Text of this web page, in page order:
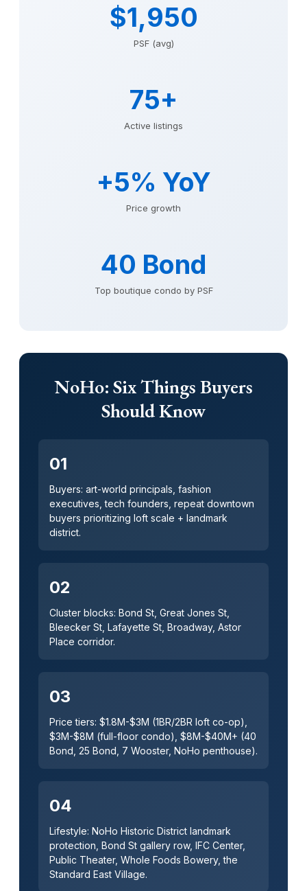
$1,950
PSF (avg)
75+
Active listings
+5% YoY
Price growth
40 Bond
Top boutique condo by PSF
NoHo: Six Things Buyers
Should Know
01
Buyers: art-world principals, fashion
executives, tech founders, repeat downtown
buyers prioritizing loft scale + landmark
district.
02
Cluster blocks: Bond St, Great Jones St,
Bleecker St, Lafayette St, Broadway, Astor
Place corridor.
03
Price tiers: $1.8M-$3M (1BR/2BR loft co-op),
$3M-$8M (full-floor condo), $8M-$40M+ (40
Bond, 25 Bond, 7 Wooster, NoHo penthouse).
04
Lifestyle: NoHo Historic District landmark
protection, Bond St gallery row, IFC Center,
Public Theater, Whole Foods Bowery, the
Standard East Village.